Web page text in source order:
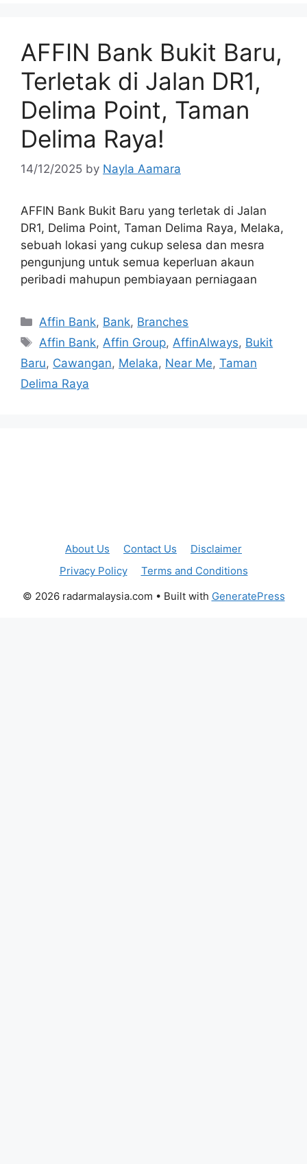
AFFIN Bank Bukit Baru,
Terletak di Jalan DR1,
Delima Point, Taman
Delima Raya!
14/12/2025 by Nayla Aamara
AFFIN Bank Bukit Baru yang terletak di Jalan
DR1, Delima Point, Taman Delima Raya, Melaka,
sebuah lokasi yang cukup selesa dan mesra
pengunjung untuk semua keperluan akaun
peribadi mahupun pembiayaan perniagaan
Categories
Affin Bank, Bank, Branches
Tags
Affin Bank,Affin Group,AffinAlways, Bukit
Baru, Cawangan, Melaka, Near Me, Taman
Delima Raya
About Us Contact Us
Disclaimer
Privacy Policy
Terms and Conditions
© 2026 radarmalaysia.com • Built with GeneratePress